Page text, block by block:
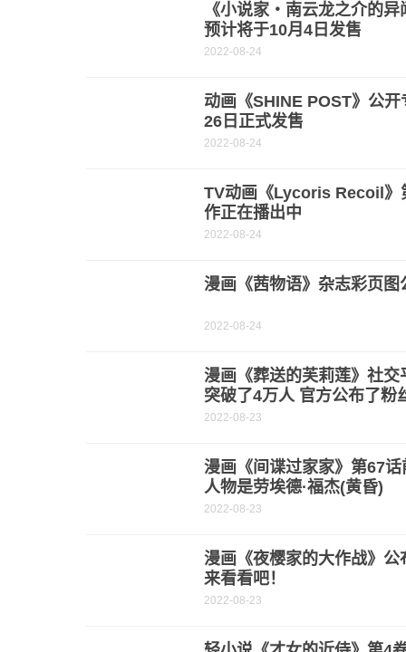
《小说家・南云龙之介的
预计将于10月4日发售
2022-08-24
动画《SHINE POST》公
26日正式发售
2022-08-24
TV动画《Lycoris Recoil》
作正在播出中
2022-08-24
漫画《茜物语》杂志彩页
2022-08-24
漫画《葬送的芙莉莲》社
突破了4万人 官方公布了粉
2022-08-23
漫画《间谍过家家》第67
人物是劳埃德·福杰(黄昏)
2022-08-23
漫画《夜樱家的大作战》
来看看吧！
2022-08-23